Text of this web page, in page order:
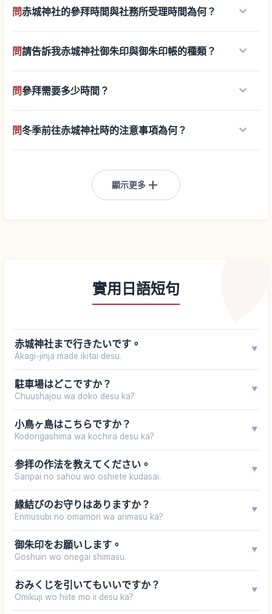
問赤城神社的參拜時間與社務所受理時間為何？ keyboard_arrow_down
問請告訴我赤城神社御朱印與御朱印帳的種類？ keyboard_arrow_down
問參拜需要多少時間？ keyboard_arrow_down
問冬季前往赤城神社時的注意事項為何？ keyboard_arrow_down
顯示更多 add
實用日語短句
赤城神社まで行きたいです。
Akagi-jinja made ikitai desu.
▼
駐車場はどこですか？
Chuushajou wa doko desu ka?
▼
小鳥ヶ島はこちらですか？
Kodorigashima wa kochira desu ka?
▼
参拝の作法を教えてください。
Sanpai no sahou wo oshiete kudasai.
▼
縁結びのお守りはありますか？
Enmusubi no omamori wa arimasu ka?
▼
御朱印をお願いします。
Goshuin wo onegai shimasu.
▼
おみくじを引いてもいいですか？
Omikuji wo hiite mo ii desu ka?
▼